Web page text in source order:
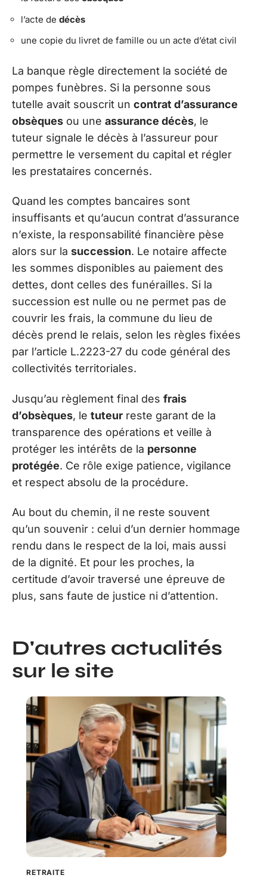
l’acte de décès
une copie du livret de famille ou un acte d’état civil
La banque règle directement la société de
pompes funèbres. Si la personne sous
tutelle avait souscrit un contrat d’assurance
obsèques ou une assurance décès, le
tuteur signale le décès à l’assureur pour
permettre le versement du capital et régler
les prestataires concernés.
Quand les comptes bancaires sont
insuffisants et qu’aucun contrat d’assurance
n’existe, la responsabilité financière pèse
alors sur la succession. Le notaire affecte
les sommes disponibles au paiement des
dettes, dont celles des funérailles. Si la
succession est nulle ou ne permet pas de
couvrir les frais, la commune du lieu de
décès prend le relais, selon les règles fixées
par l’article L.2223-27 du code général des
collectivités territoriales.
Jusqu’au règlement final des frais
d’obsèques, le tuteur reste garant de la
transparence des opérations et veille à
protéger les intérêts de la personne
protégée. Ce rôle exige patience, vigilance
et respect absolu de la procédure.
Au bout du chemin, il ne reste souvent
qu’un souvenir : celui d’un dernier hommage
rendu dans le respect de la loi, mais aussi
de la dignité. Et pour les proches, la
certitude d’avoir traversé une épreuve de
plus, sans faute de justice ni d’attention.
D'autres actualités
sur le site
RETRAITE